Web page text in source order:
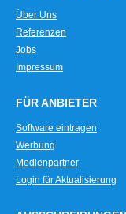
Über Uns
Referenzen
Jobs
Impressum
FÜR ANBIETER
Software eintragen
Werbung
Medienpartner
Login für Aktualisierung